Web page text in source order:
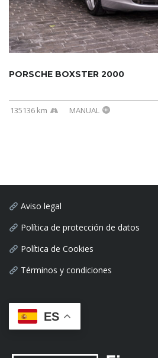
PORSCHE BOXSTER 2000
135136 km MANUAL
Aviso legal
Política de protección de datos
Política de Cookies
Términos y condiciones
ES